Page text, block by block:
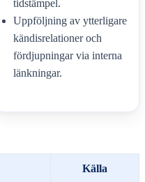
tidstämpel.
Uppföljning av ytterligare
kändisrelationer och
fördjupningar via interna
länkningar.
Källa